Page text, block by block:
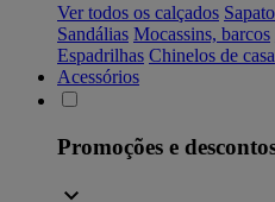
Ver todos os calçados
Sandálias Mocassins, barcos
Espadrilhas Chinelos de casa
Acessórios
Promoções e